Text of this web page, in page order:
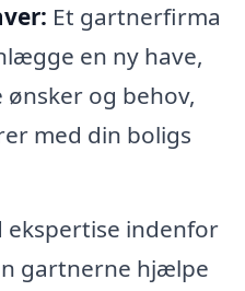
Et gartnerfirma
en ny have,
og behov,
med din boligs
ekspertise indenfor
gartnerne hjælpe